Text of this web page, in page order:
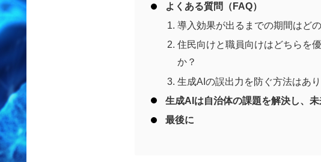
よくある質問（FAQ）
導入効果が出るまでの期間はど
住民向けと職員向けはどちらを
か？
生成AIの誤出力を防ぐ方法はあ
生成AIは自治体の課題を解決し、
最後に